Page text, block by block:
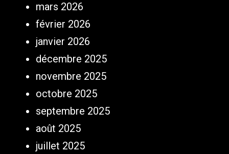
mars 2026
février 2026
janvier 2026
décembre 2025
novembre 2025
octobre 2025
septembre 2025
août 2025
juillet 2025